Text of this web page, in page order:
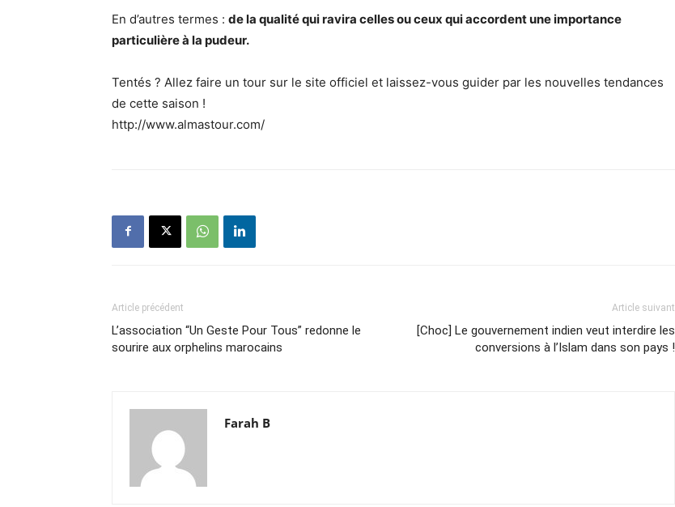
En d’autres termes : de la qualité qui ravira celles ou ceux qui accordent une importance
particulière à la pudeur.
Tentés ? Allez faire un tour sur le site officiel et laissez-vous guider par les nouvelles tendances
de cette saison !
http://www.almastour.com/
Article précédent
L’association “Un Geste Pour Tous” redonne le
sourire aux orphelins marocains
Article suivant
[Choc] Le gouvernement indien veut interdire les
conversions à l’Islam dans son pays !
Farah B